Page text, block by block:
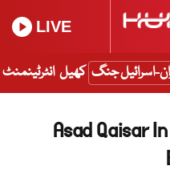
LIVE
اسرائیل جنگ کھیل انٹرٹینمنٹ
Asad Qaisar